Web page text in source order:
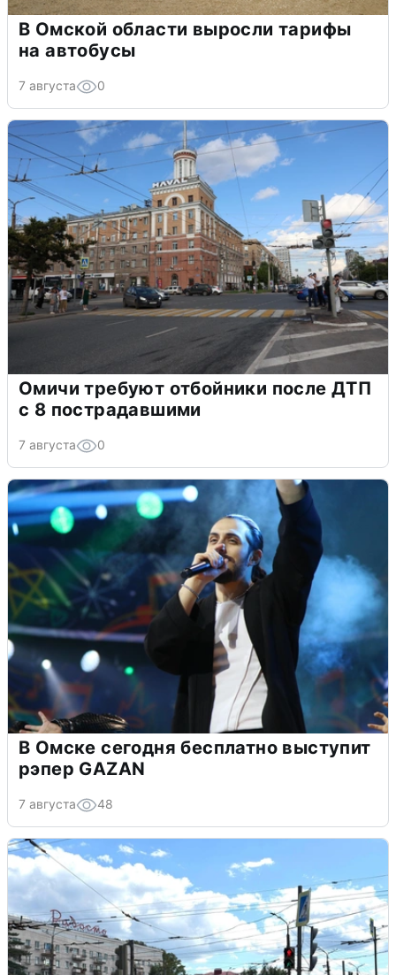
В Омской области выросли тарифы
на автобусы
7 августа 0
Омичи требуют отбойники после ДТП
с 8 пострадавшими
7 августа 0
В Омске сегодня бесплатно выступит
рэпер GAZAN
7 августа 48